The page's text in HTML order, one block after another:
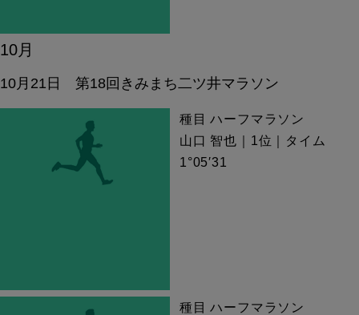
10月
10月21日 第18回きみまち二ツ井マラソン
種目 ハーフマラソン
山口 智也｜1位｜タイム
1°05′31
種目 ハーフマラソン